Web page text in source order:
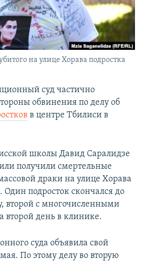
на улице Хорава подростка
суд частично
обвинения по делу об
в центре Тбилиси в
школы Давид Саралидзе
получили смертельные
драки на улице Хорава
Один подросток скончался до
второй с многочисленными
день в клинике.
суда объявила свой
По этому делу во вторую